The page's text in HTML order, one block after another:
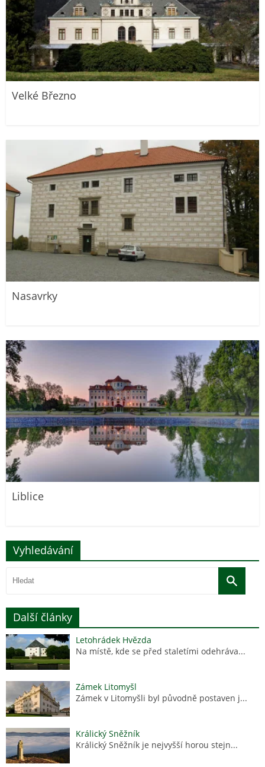
Velké Březno
Nasavrky
Liblice
Vyhledávání
Další články
Letohrádek Hvězda
Na místě, kde se před staletími odehráva...
Zámek Litomyšl
Zámek v Litomyšli byl původně postaven j...
Králický Sněžník
Králický Sněžník je nejvyšší horou stejn...